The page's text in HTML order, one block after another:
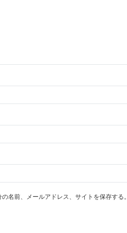
名前、メールアドレス、サイトを保存する。